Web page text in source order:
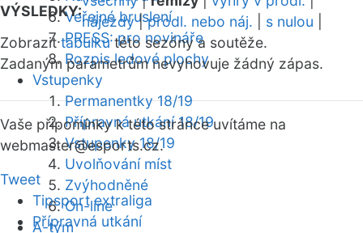
Veřejné bruslení
PRESS: pro novináře
Rozpis ledové plochy
Vstupenky
Permanentky 18/19
Přípravná utkání 18/19
Vstupenky 18/19
Uvolňování míst
Zvýhodněné
On-line
A-tým
VÝSLEDKY:
nájezdy|prodl. nebo náj. s nulou
Zobrazittabulkutéto sezóny a soutěže.
Zadaným parametrům nevyhovuje žádný zápas.
Vaše připomínky k této stránce uvítáme na
webmaster@esports.cz.
Tweet
Tipsport extraliga
Přípravná utkání